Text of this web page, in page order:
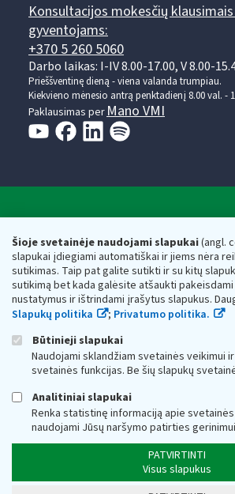
Šioje svetainėje naudojami slapukai(angl.
slapukai įdiegiami automatiškai ir jiems nėra
sutikimas. Taip pat galite sutikti ir su kitų
sutikimą bet kada galėsite atšaukti
nustatymus ir ištrindami įrašytus slapukus.
Slapukų politika
; Privatumo politika.
Būtinieji slapukai
Naudojami sklandžiam svetainės veikimui
svetainės funkcijas. Be šių slapukų
Analitiniai slapukai
Renka statistinę informaciją apie
naudojami Jūsų naršymo patirties
PATVIRTINTI
Visus slapukus
Konsultacijos mokesčių
gyventojams:
+370 5 260 5060
Darbo laikas: I-IV 8.00-17.00, V 8.00-
Prieššventinę dieną - viena valanda trumpiau.
Kiekvieno mėnesio antrą penktadienį 8.00 val. -
Paklausimas per Mano VMI
Respublikos finansų ministerijos
Biudžetinė įstaiga. Juridinio asmens kodas —
adresas: Vasario 16-osios g. 14, 01107 Vilnius,
vmi@vmi.lt, E. pristatymo dėžutės adresas
Duomenys apie Valstybinę mokesčių inspekciją
Respublikos finansų ministerijos kaupiami ir